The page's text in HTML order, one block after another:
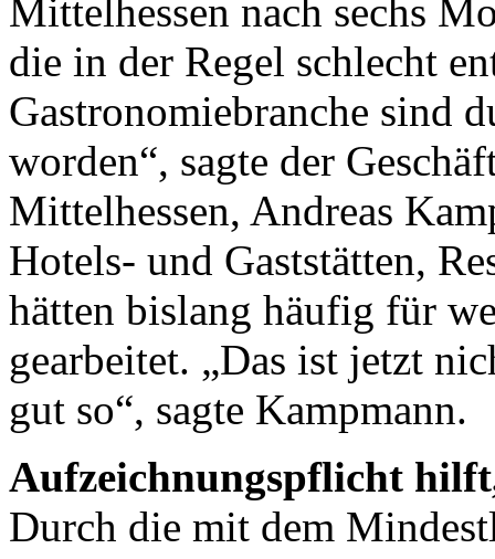
Mittelhessen nach sechs
die in der Regel schlecht
Gastronomiebranche sind
worden“, sagte der
Mittelhessen, Andreas
Hotels- und Gaststätten,
hätten bislang häufig für
gearbeitet. „Das ist jetzt
gut so“, sagte Kampmann.
Aufzeichnungspflicht
Durch die mit dem